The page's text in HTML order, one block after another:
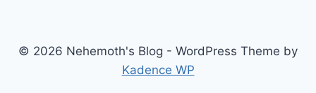
© 2026 Nehemoth's Blog - WordPress Theme by
Kadence WP